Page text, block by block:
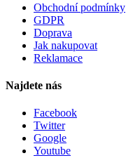
Obchodní podmínky
GDPR
Doprava
Jak nakupovat
Reklamace
Najdete nás
Facebook
Twitter
Google
Youtube